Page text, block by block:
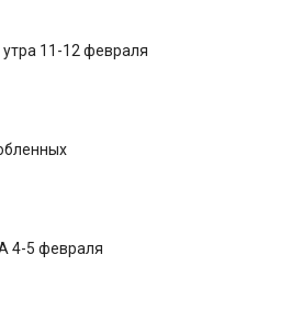
11-12 февраля
4-5 февраля